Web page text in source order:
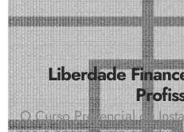
Liberdade
O Curso Presencial de